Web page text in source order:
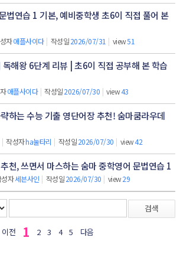
법연습 1 기본, 예비중학생 초6이 직접 풀어 본
자애플사이다 | 작성일2026/07/31 | view51
해왕 6단계 리뷰 | 초6이 직접 공부해 본 학습
애플사이다 | 작성일2026/07/30 | view43
하는 수능 기출 영단어장 추천! 숨마쿰라우데
| 작성자ha눌타리 | 작성일2026/07/30 | view42
천, 쓰면서 마스하는 숨마 중학영어 문법연습 1
자세븐사인 | 작성일2026/07/30 | view29
검색
이전 1 2 3 4 5 다음